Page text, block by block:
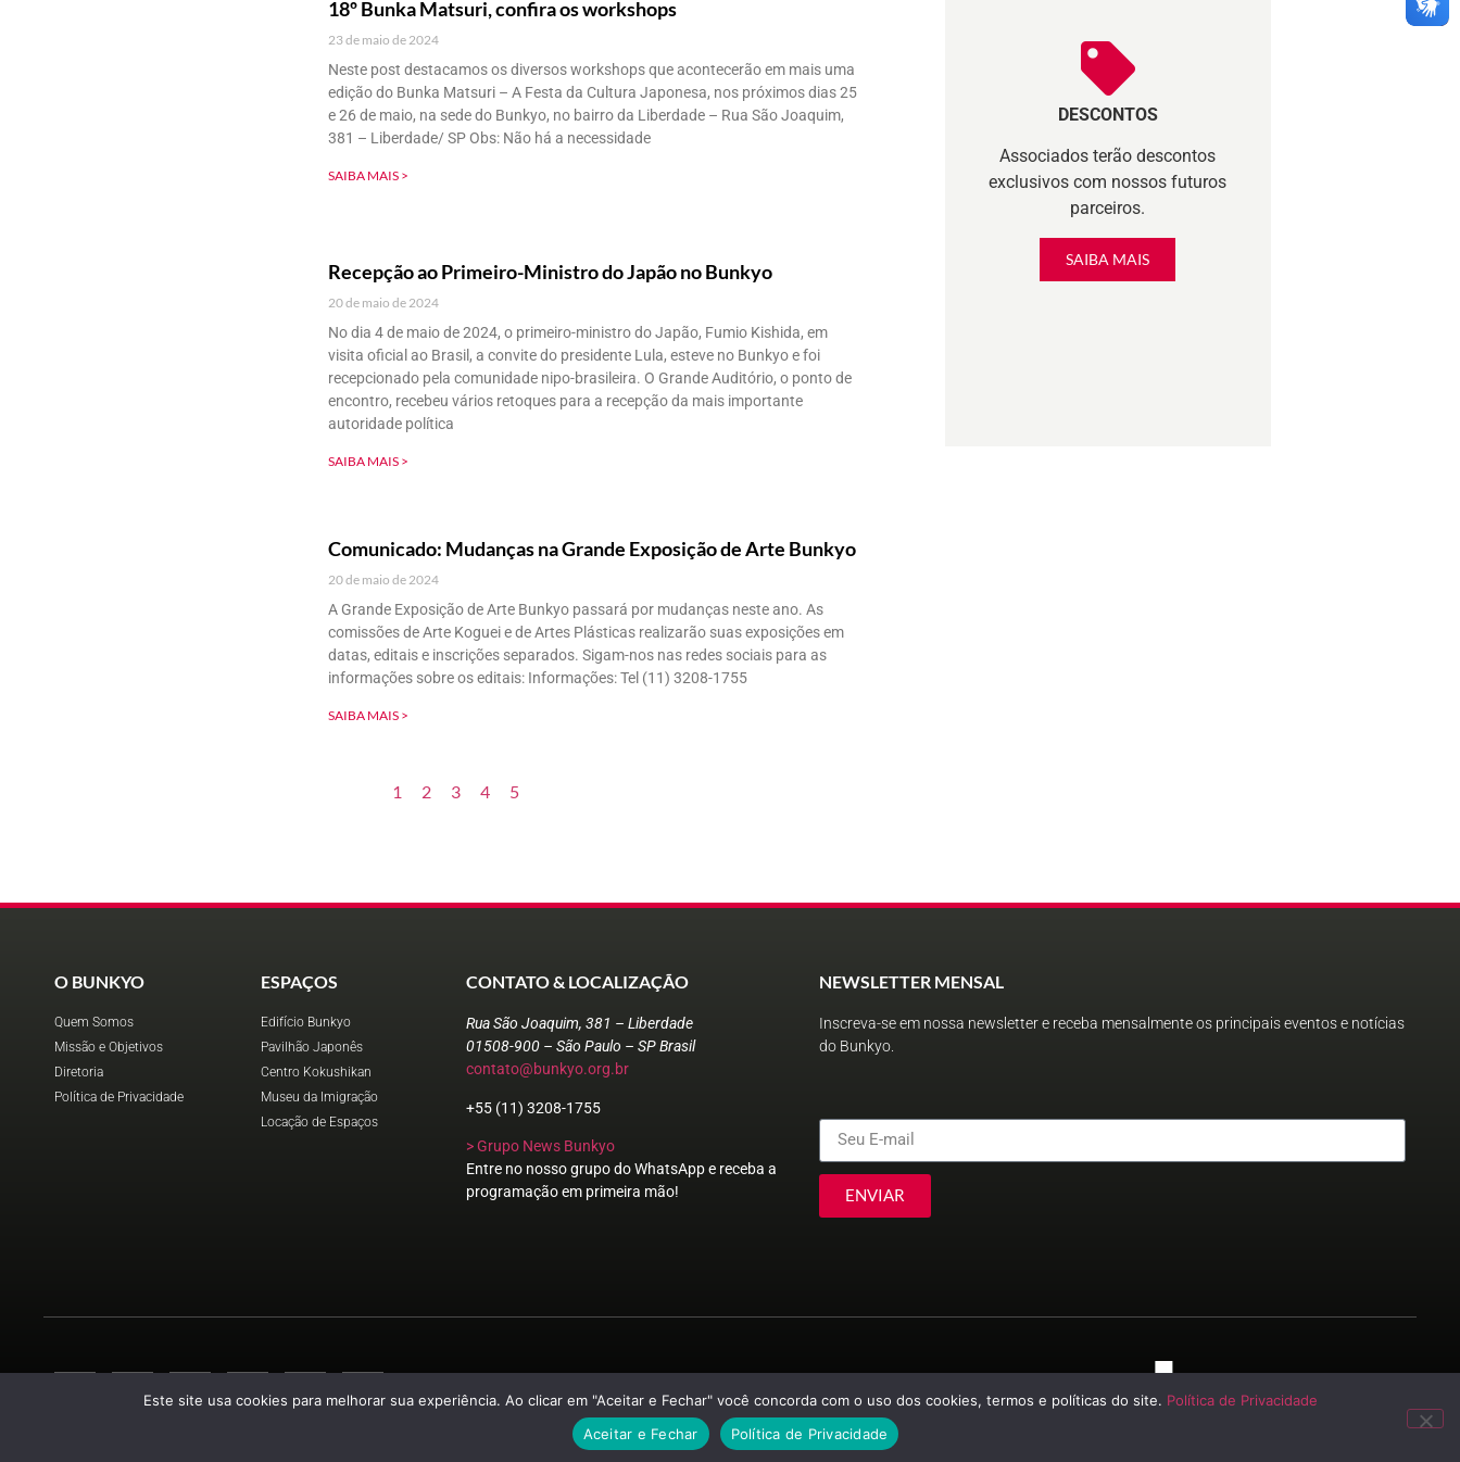
18º Bunka Matsuri, confira os workshops
23 de maio de 2024
Neste post destacamos os diversos workshops que acontecerão em mais uma
edição do Bunka Matsuri – A Festa da Cultura Japonesa, nos próximos dias 25
e 26 de maio, na sede do Bunkyo, no bairro da Liberdade – Rua São Joaquim,
381 – Liberdade/ SP Obs: Não há a necessidade
SAIBA MAIS >
Recepção ao Primeiro-Ministro do Japão no Bunkyo
20 de maio de 2024
No dia 4 de maio de 2024, o primeiro-ministro do Japão, Fumio Kishida, em
visita oficial ao Brasil, a convite do presidente Lula, esteve no Bunkyo e foi
recepcionado pela comunidade nipo-brasileira. O Grande Auditório, o ponto de
encontro, recebeu vários retoques para a recepção da mais importante
autoridade política
SAIBA MAIS >
Comunicado: Mudanças na Grande Exposição de Arte Bunkyo
20 de maio de 2024
A Grande Exposição de Arte Bunkyo passará por mudanças neste ano. As
comissões de Arte Koguei e de Artes Plásticas realizarão suas exposições em
datas, editais e inscrições separados. Sigam-nos nas redes sociais para as
informações sobre os editais: Informações: Tel (11) 3208-1755
SAIBA MAIS >
1 2 3 4 5
DESCONTOS
Associados terão descontos
exclusivos com nossos futuros
parceiros.
SAIBA MAIS
O BUNKYO
Quem Somos
Missão e Objetivos
Diretoria
Política de Privacidade
ESPAÇOS
Edifício Bunkyo
Pavilhão Japonês
Centro Kokushikan
Museu da Imigração
Locação de Espaços
CONTATO & LOCALIZAÇÃO
Rua São Joaquim, 381 – Liberdade
01508-900 – São Paulo – SP Brasil
contato@bunkyo.org.br
+55 (11) 3208-1755
> Grupo News Bunkyo
Entre no nosso grupo do WhatsApp e receba a
programação em primeira mão!
NEWSLETTER MENSAL
Inscreva-se em nossa newsletter e receba mensalmente os principais eventos e notícias
do Bunkyo.
ENVIAR
Este site usa cookies para melhorar sua experiência. Ao clicar em "Aceitar e Fechar" você concorda com o uso dos cookies, termos e políticas do site. Política de Privacidade
Aceitar e Fechar
Política de Privacidade